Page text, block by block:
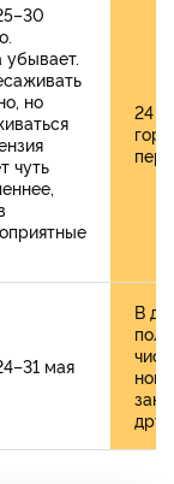
убывает.
но
чуть
24 и
мая
В